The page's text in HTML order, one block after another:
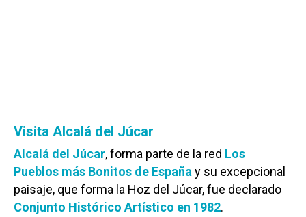
Visita Alcalá del Júcar
Alcalá del Júcar, forma parte de la red Los
Pueblos más Bonitos de España y su excepcional
paisaje, que forma la Hoz del Júcar, fue declarado
Conjunto Histórico Artístico en 1982.